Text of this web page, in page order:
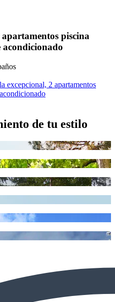
piscina
excepcional, 2 apartamentos
de tu estilo